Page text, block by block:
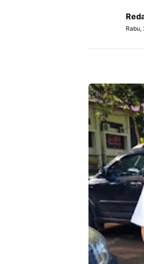
Rabu,